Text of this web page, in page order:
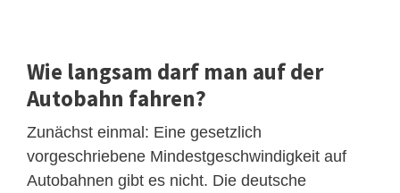
Wie langsam darf man auf der
Autobahn fahren?
Zunächst einmal: Eine gesetzlich
vorgeschriebene Mindestgeschwindigkeit auf
Autobahnen gibt es nicht. Die deutsche